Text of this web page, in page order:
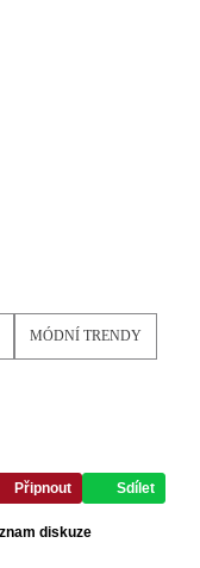
MÓDNÍ TRENDY
Připnout Sdílet